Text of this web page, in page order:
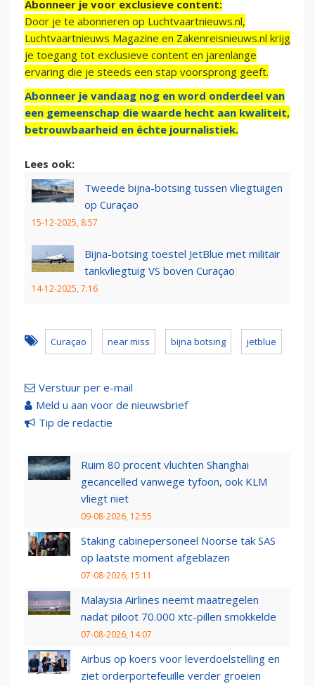
Abonneer je voor exclusieve content:
Door je te abonneren op Luchtvaartnieuws.nl,
Luchtvaartnieuws Magazine en Zakenreisnieuws.nl krijg
je toegang tot exclusieve content en jarenlange
ervaring die je steeds een stap voorsprong geeft.
Abonneer je vandaag nog en word onderdeel van
een gemeenschap die waarde hecht aan kwaliteit,
betrouwbaarheid en échte journalistiek.
Lees ook:
Tweede bijna-botsing tussen vliegtuigen
op Curaçao
15-12-2025, 8:57
Bijna-botsing toestel JetBlue met militair
tankvliegtuig VS boven Curaçao
14-12-2025, 7:16
Curaçao near miss bijna botsing jetblue
Verstuur per e-mail
Meld u aan voor de nieuwsbrief
Tip de redactie
Ruim 80 procent vluchten Shanghai
gecancelled vanwege tyfoon, ook KLM
vliegt niet
09-08-2026, 12:55
Staking cabinepersoneel Noorse tak SAS
op laatste moment afgeblazen
07-08-2026, 15:11
Malaysia Airlines neemt maatregelen
nadat piloot 70.000 xtc-pillen smokkelde
07-08-2026, 14:07
Airbus op koers voor leverdoelstelling en
ziet orderportefeuille verder groeien